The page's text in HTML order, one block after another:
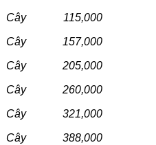
Cây 115,000
Cây 157,000
Cây 205,000
Cây 260,000
Cây 321,000
Cây 388,000